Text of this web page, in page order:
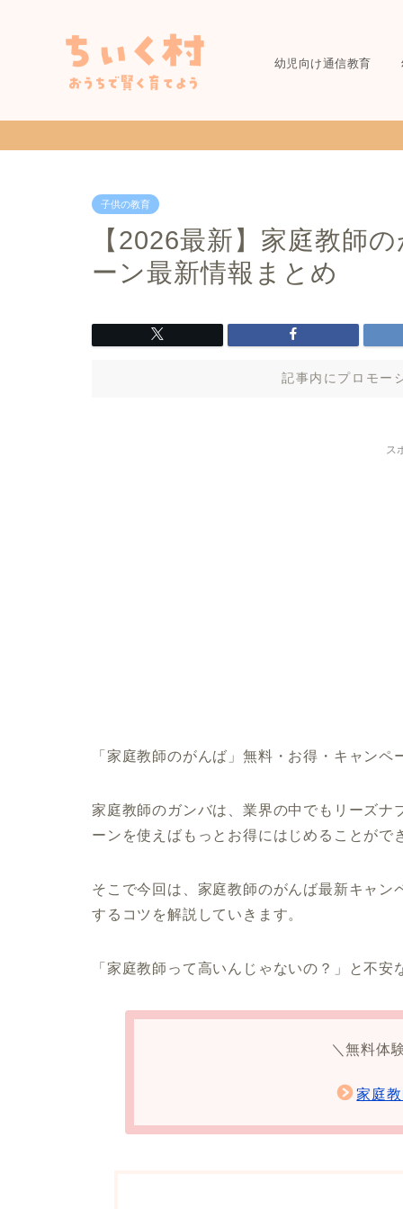
幼児向け通信教育
子供の教育
【2026最新】家庭教師
ーン最新情報まとめ
記事内にプロモー
ス
「家庭教師のがんば」無料・お得・キャンペ
家庭教師のガンバは、業界の中でもリーズ
ーンを使えばもっとお得にはじめることがで
そこで今回は、家庭教師のがんば最新キャ
するコツを解説していきます。
「家庭教師って高いんじゃないの？」と不安
＼無料体
家庭